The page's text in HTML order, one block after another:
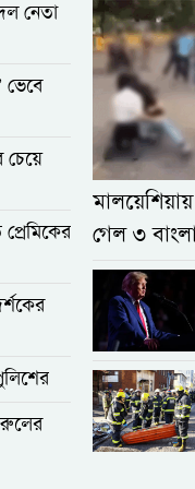
নেতা
ভেবে
চেয়ে
গেল ৩